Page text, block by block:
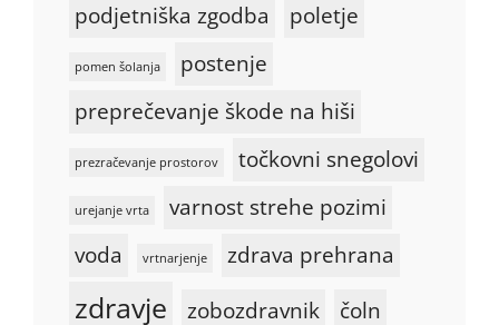
podjetniška zgodba
poletje
pomen šolanja
postenje
preprečevanje škode na hiši
prezračevanje prostorov točkovni snegolovi
urejanje vrta
varnost strehe pozimi
voda
vrtnarjenje zdrava prehrana
zdravje zobozdravnik čoln